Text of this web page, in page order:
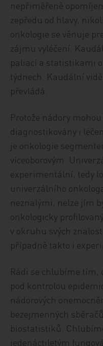
nepřiměřeně
zepředu od hlavy,
onkologie se věnuje
zájmu vyléčení.
paliací a statistikami
týdnech. Kaudální
převládá.
Protože nádory
diagnostikovány i
je onkologie
víceoborovým.
experimentální, tedy
univerzálního
neznalými, nelze jím
onkologicky
v okruhu svých
případně takto i
Rádi se chlubíme tím,
pod kontrolou
nádorových
bezejmenných
biostatistiků.
jedenáctiletým